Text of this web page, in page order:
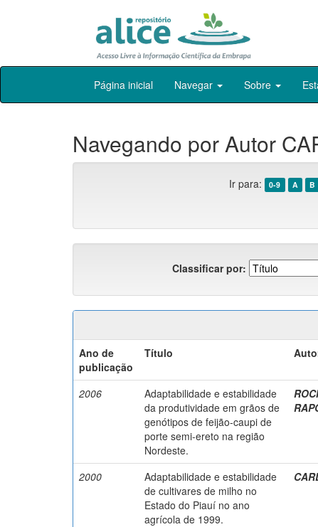
Skip
Página inicial Navegar Sobre
Navegando por Autor
Ir para: 0-9 A B
Classificar por:
Ano de
publicação
Título
2006
Adaptabilidade e estabilidade
da produtividade em grãos de
genótipos de feijão-caupi de
porte semi-ereto na região
Nordeste.
2000
Adaptabilidade e estabilidade
de cultivares de milho no
Estado do Piauí no ano
agrícola de 1999.